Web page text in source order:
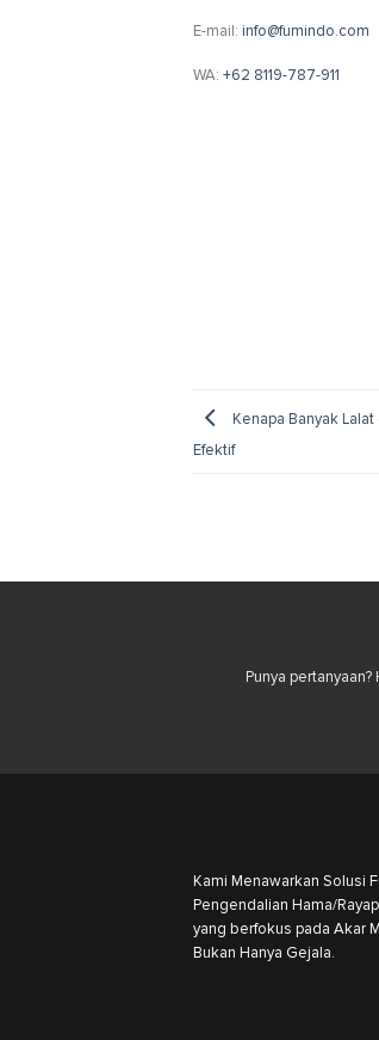
E-mail: info@fumindo.com
WA: +62 8119-787-911
Kenapa Banyak
Efektif
Punya
Kami Menawarkan Solusi
Pengendalian Hama/
yang berfokus pada Akar
Bukan Hanya Gejala.